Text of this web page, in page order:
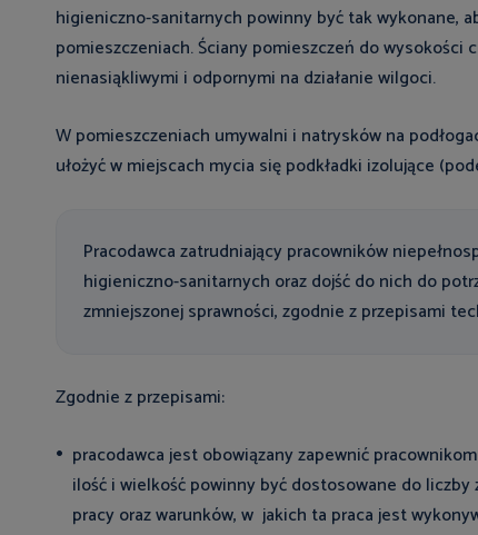
higieniczno-sanitarnych powinny być tak wykonane,
pomieszczeniach. Ściany pomieszczeń do wysokości
nienasiąkliwymi i odpornymi na działanie wilgoci.
W pomieszczeniach umywalni i natrysków na
ułożyć w miejscach mycia się podkładki izolujące
Pracodawca zatrudniający pracowników
higieniczno-sanitarnych oraz dojść do nich do
zmniejszonej sprawności, zgodnie z przepisami
Zgodnie z przepisami:
pracodawca jest obowiązany zapewnić
ilość i wielkość powinny być dostosowane do
pracy oraz warunków, w jakich ta praca jest